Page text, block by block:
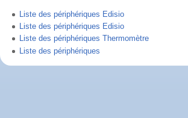
Liste des périphériques Edisio
Liste des périphériques Edisio
Liste des périphériques Thermomètre
Liste des périphériques